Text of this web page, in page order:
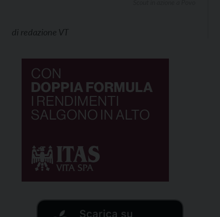
di redazione VT